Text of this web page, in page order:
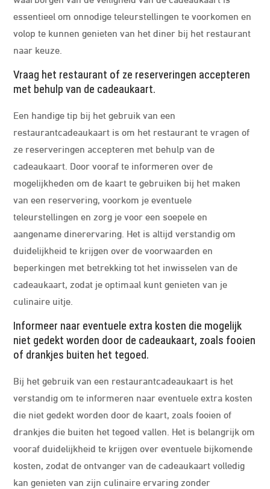
essentieel om onnodige teleurstellingen te voorkomen en
volop te kunnen genieten van het diner bij het restaurant
naar keuze.
Vraag het restaurant of ze reserveringen accepteren
met behulp van de cadeaukaart.
Een handige tip bij het gebruik van een
restaurantcadeaukaart is om het restaurant te vragen of
ze reserveringen accepteren met behulp van de
cadeaukaart. Door vooraf te informeren over de
mogelijkheden om de kaart te gebruiken bij het maken
van een reservering, voorkom je eventuele
teleurstellingen en zorg je voor een soepele en
aangename dinerervaring. Het is altijd verstandig om
duidelijkheid te krijgen over de voorwaarden en
beperkingen met betrekking tot het inwisselen van de
cadeaukaart, zodat je optimaal kunt genieten van je
culinaire uitje.
Informeer naar eventuele extra kosten die mogelijk
niet gedekt worden door de cadeaukaart, zoals fooien
of drankjes buiten het tegoed.
Bij het gebruik van een restaurantcadeaukaart is het
verstandig om te informeren naar eventuele extra kosten
die niet gedekt worden door de kaart, zoals fooien of
drankjes die buiten het tegoed vallen. Het is belangrijk om
vooraf duidelijkheid te krijgen over eventuele bijkomende
kosten, zodat de ontvanger van de cadeaukaart volledig
kan genieten van zijn culinaire ervaring zonder